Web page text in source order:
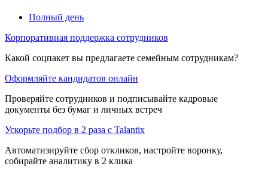
Полный день
Корпоративная поддержка сотрудников
Какой соцпакет вы предлагаете семейным сотрудникам?
Оформляйте кандидатов онлайн
Проверяйте сотрудников и подписывайте кадровые
документы без бумаг и личных встреч
Ускорьте подбор в 2 раза с Talantix
Автоматизируйте сбор откликов, настройте воронку,
собирайте аналитику в 2 клика